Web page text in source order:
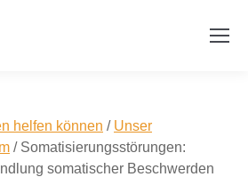
helfen können / Unser
/ Somatisierungsstörungen:
somatischer Beschwerden